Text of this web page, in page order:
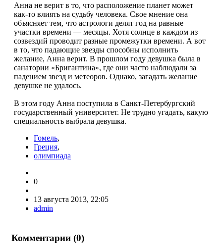
Анна не верит в то, что расположение планет может
как-то влиять на судьбу человека. Свое мнение она
объясняет тем, что астрологи делят год на равные
участки времени — месяцы. Хотя солнце в каждом из
созвездий проводит разные промежутки времени. А вот
в то, что падающие звезды способны исполнить
желание, Анна верит. В прошлом году девушка была в
санатории «Бригантина», где они часто наблюдали за
падением звезд и метеоров. Однако, загадать желание
девушке не удалось.
В этом году Анна поступила в Санкт-Петербургский
государственный университет. Не трудно угадать, какую
специальность выбрала девушка.
Гомель,
Греция,
олимпиада
0
13 августа 2013, 22:05
admin
Комментарии (0)